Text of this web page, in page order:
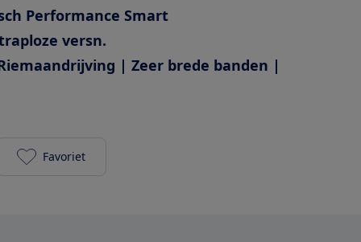
Performance Smart
versn.
| Zeer brede banden |
Dutch ID Shadow S75 2023/2024 Automatic
Favoriet